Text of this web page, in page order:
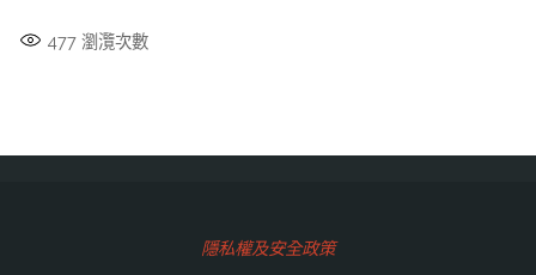
477瀏灠次數
隱私權及安全政策